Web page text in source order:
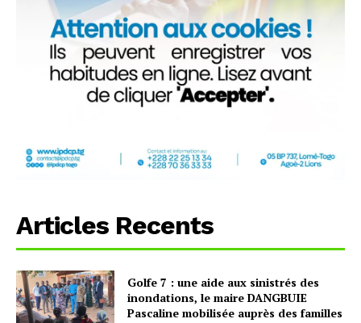
Articles Recents
Golfe 7 : une aide aux sinistrés des
inondations, le maire DANGBUIE
Pascaline mobilisée auprès des familles